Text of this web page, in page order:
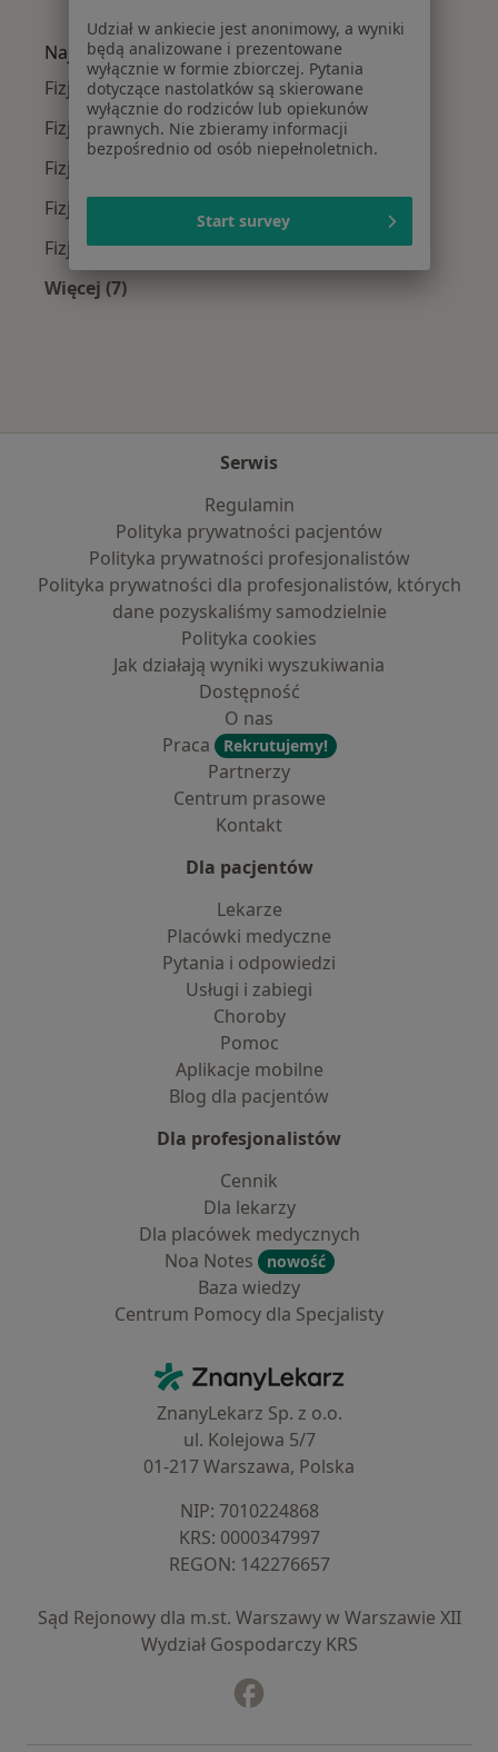
Najpopularniejsze ubezpieczenia
Fizjoterapeuci z Allianz w Wrocławiu
Fizjoterapeuci z Medicover w Wrocławiu
Fizjoterapeuci z POLMED w Wrocławiu
Fizjoterapeuci z INTER Polska w Wrocławiu
Fizjoterapeuci z Compensa w Wrocławiu
Więcej (7)
Serwis
Regulamin
Polityka prywatności pacjentów
Polityka prywatności profesjonalistów
Polityka prywatności dla profesjonalistów, których
dane pozyskaliśmy samodzielnie
Polityka cookies
Jak działają wyniki wyszukiwania
Dostępność
O nas
Praca
Rekrutujemy!
Partnerzy
Centrum prasowe
Kontakt
Dla pacjentów
Lekarze
Placówki medyczne
Pytania i odpowiedzi
Usługi i zabiegi
Choroby
Pomoc
Aplikacje mobilne
Blog dla pacjentów
Dla profesjonalistów
Cennik
Dla lekarzy
Dla placówek medycznych
Noa Notes
nowość
Baza wiedzy
Centrum Pomocy dla Specjalisty
ZnanyLekarz - Strona główna
ZnanyLekarz Sp. z o.o.
ul. Kolejowa 5/7
01-217 Warszawa, Polska
NIP: ⁠7010224868
KRS: ⁠0000347997
REGON: ⁠142276657
Sąd Rejonowy dla m.st. Warszawy w Warszawie XII
Wydział Gospodarczy KRS
Udział w ankiecie jest anonimowy, a wyniki
będą analizowane i prezentowane
wyłącznie w formie zbiorczej. Pytania
dotyczące nastolatków są skierowane
wyłącznie do rodziców lub opiekunów
prawnych. Nie zbieramy informacji
bezpośrednio od osób niepełnoletnich.
Start survey